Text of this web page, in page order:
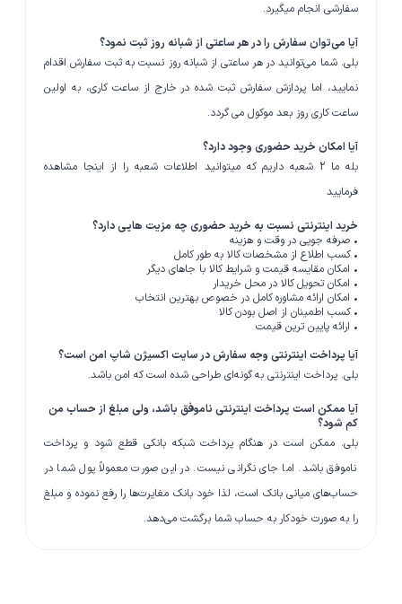
سفارشی انجام میگیرد.
آیا می‌توان سفارش را در هر ساعتی از شبانه روز ثبت نمود؟
بلی. شما می‌توانید در هر ساعتی از شبانه روز نسبت به ثبت سفارش اقدام
نمایید، اما پردازش سفارش ثبت شده در خارج از ساعت کاری، به اولین
ساعت کاری روز بعد موکول می گردد.
آیا امکان خرید حضوری وجود دارد؟
بله ما 2 شعبه داریم که میتوانید اطلاعات شعبه را از اینجا مشاهده
فرمایید
خرید اینترنتی نسبت به خرید حضوری چه مزیت هایی دارد؟
• صرفه جویی در وقت و هزینه
• کسب اطلاع از مشخصات کالا به طور کامل
• امکان مقایسه قیمت و شرایط کالا با جاهای دیگر
• امکان تحویل کالا در محل خریدار
• امکان ارائه مشاوره کامل در خصوص بهترین انتخاب
• کسب اطمینان از اصل بودن کالا
• ارائه پایین ترین قیمت
آیا پرداخت اینترنتی وجه سفارش در سایت اکسیژن شاپ امن است؟
بلی. پرداخت اینترنتی به گونه‏‌ای طراحی شده است که امن باشد.
آیا ممکن است پرداخت اینترنتی ناموفق باشد، ولی مبلغ از حساب من
کم شود؟
بلی. ممکن است در هنگام پرداخت شبکه بانکی قطع شود و پرداخت
ناموفق باشد. اما جای نگرانی نیست. در این صورت معمولاً پول شما در
حساب‏‌های میانی بانک است، لذا خود بانک مغایرت‏‌ها را رفع نموده و مبلغ
را به صورت خودکار به حساب شما برگشت می‌‏دهد.